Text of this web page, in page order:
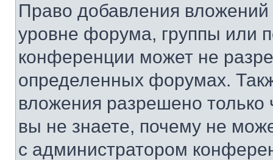
Право добавления
уровне форума, группы или
конференции может не
определенных форумах.
вложения разрешено
вы не знаете, почему не
с администратором